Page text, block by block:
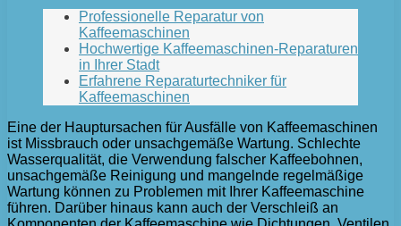
Professionelle Reparatur von
Kaffeemaschinen
Hochwertige Kaffeemaschinen-Reparaturen
in Ihrer Stadt
Erfahrene Reparaturtechniker für
Kaffeemaschinen
Eine der Hauptursachen für Ausfälle von Kaffeemaschinen
ist Missbrauch oder unsachgemäße Wartung. Schlechte
Wasserqualität, die Verwendung falscher Kaffeebohnen,
unsachgemäße Reinigung und mangelnde regelmäßige
Wartung können zu Problemen mit Ihrer Kaffeemaschine
führen. Darüber hinaus kann auch der Verschleiß an